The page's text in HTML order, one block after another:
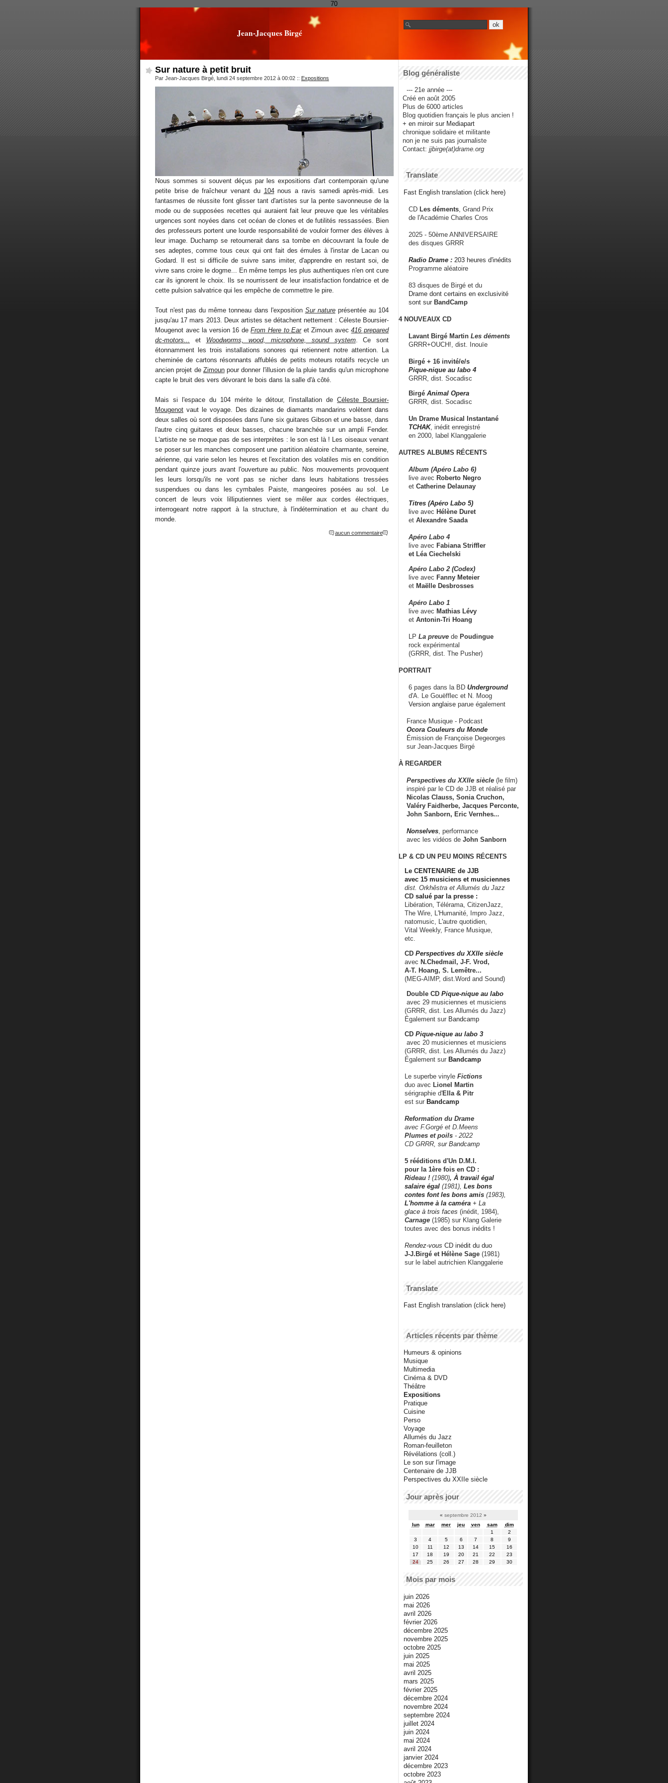
70
Jean-Jacques Birgé
Sur nature à petit bruit
Par Jean-Jacques Birgé, lundi 24 septembre 2012 à 00:02 :: Expositions
Nous sommes si souvent déçus par les expositions d'art contemporain qu'une
petite brise de fraîcheur venant du 104nous a ravis samedi après-midi. Les
fantasmes de réussite font glisser tant d'artistes sur la pente savonneuse de la
mode ou de supposées recettes qui auraient fait leur preuve que les véritables
urgences sont noyées dans cet océan de clones et de futilités ressassées. Bien
des professeurs portent une lourde responsabilité de vouloir former des élèves à
leur image. Duchamp se retournerait dans sa tombe en découvrant la foule de
ses adeptes, comme tous ceux qui ont fait des émules à l'instar de Lacan ou
Godard. Il est si difficile de suivre sans imiter, d'apprendre en restant soi, de
vivre sans croire le dogme... En même temps les plus authentiques n'en ont cure
car ils ignorent le choix. Ils se nourrissent de leur insatisfaction fondatrice et de
cette pulsion salvatrice qui les empêche de commettre le pire.
Tout n'est pas du même tonneau dans l'exposition Sur natureprésentée au 104
jusqu'au 17 mars 2013. Deux artistes se détachent nettement : Céleste Boursier-
Mougenot avec la version 16 deFrom Here to Earet Zimoun avec416 prepared
dc-motors...
et Woodworms, wood, microphone, sound system. Ce sont
étonnamment les trois installations sonores qui retiennent notre attention. La
cheminée de cartons résonnants affublés de petits moteurs rotatifs recycle un
ancien projet de Zimounpour donner l'illusion de la pluie tandis qu'un microphone
capte le bruit des vers dévorant le bois dans la salle d'à côté.
Mais si l'espace du 104 mérite le détour, l'installation de Céleste Boursier-
Mougenot vaut le voyage. Des dizaines de diamants mandarins volètent dans
deux salles où sont disposées dans l'une six guitares Gibson et une basse, dans
l'autre cinq guitares et deux basses, chacune branchée sur un ampli Fender.
L'artiste ne se moque pas de ses interprètes : le son est là ! Les oiseaux venant
se poser sur les manches composent une partition aléatoire charmante, sereine,
aérienne, qui varie selon les heures et l'excitation des volatiles mis en condition
pendant quinze jours avant l'ouverture au public. Nos mouvements provoquent
les leurs lorsqu'ils ne vont pas se nicher dans leurs habitations tressées
suspendues ou dans les cymbales Paiste, mangeoires posées au sol. Le
concert de leurs voix lilliputiennes vient se mêler aux cordes électriques,
interrogeant notre rapport à la structure, à l'indétermination et au chant du
monde.
aucun commentaire
Blog généraliste
--- 21e année ---
Créé en août 2005
Plus de 6000 articles
Blog quotidien français le plus ancien !
+ en miroir sur Mediapart
chronique solidaire et militante
non je ne suis pas journaliste
Contact: jjbirge(at)drame.org
Translate
Fast English translation (click here)
CD Les déments , Grand Prix
de l'Académie Charles Cros
2025 - 50ème ANNIVERSAIRE
des disques GRRR
Radio Drame : 203 heures d'inédits
Programme aléatoire
83 disques de Birgé et du
Drame dont certains en exclusivité
sont sur BandCamp
4 NOUVEAUX CD
Lavant Birgé Martin Les déments
GRRR+OUCH!, dist. Inouïe
Birgé + 16 invité/e/s
Pique-nique au labo 4
GRRR, dist. Socadisc
Birgé Animal Opera
GRRR, dist. Socadisc
Un Drame Musical Instantané
TCHAK, inédit enregistré
en 2000, label Klanggalerie
AUTRES ALBUMS RÉCENTS
Album (Apéro Labo 6)
live avec Roberto Negro
et Catherine Delaunay
Titres (Apéro Labo 5)
live avec Hélène Duret
et Alexandre Saada
Apéro Labo 4
live avec Fabiana Striffler
et Léa Ciechelski
Apéro Labo 2 (Codex)
live avec Fanny Meteier
et Maëlle Desbrosses
Apéro Labo 1
live avec Mathias Lévy
et Antonin-Tri Hoang
LP La preuve de Poudingue
rock expérimental
(GRRR, dist. The Pusher)
PORTRAIT
6 pages dans la BD Underground
d'A. Le Gouëfflec et N. Moog
Version anglaise parue également
France Musique - Podcast
Ocora Couleurs du Monde
Émission de Françoise Degeorges
sur Jean-Jacques Birgé
À REGARDER
Perspectives du XXIIe siècle (le film)
inspiré par le CD de JJB et réalisé par
Nicolas Clauss, Sonia Cruchon,
Valéry Faidherbe, Jacques Perconte,
John Sanborn, Eric Vernhes...
Nonselves , performance
avec les vidéos de John Sanborn
LP & CD UN PEU MOINS RÉCENTS
Le CENTENAIRE de JJB
avec 15 musiciens et musiciennes
dist. Orkhêstra et Allumés du Jazz
CD salué par la presse :
Libération, Télérama, CitizenJazz,
The Wire, L'Humanité, Impro Jazz,
natomusic, L'autre quotidien,
Vital Weekly, France Musique,
etc.
CD Perspectives du XXIIe siècle
avec N.Chedmail, J-F. Vrod,
A-T. Hoang, S. Lemêtre...
(MEG-AIMP, dist.Word and Sound)
Double CD Pique-nique au labo
avec 29 musiciennes et musiciens
(GRRR, dist. Les Allumés du Jazz)
Également sur Bandcamp
CD Pique-nique au labo 3
avec 20 musiciennes et musiciens
(GRRR, dist. Les Allumés du Jazz)
Également sur Bandcamp
Le superbe vinyle Fictions
duo avec Lionel Martin
sérigraphie d'Ella & Pitr
est sur Bandcamp
Reformation du Drame
avec F.Gorgé et D.Meens
Plumes et poils - 2022
CD GRRR, sur Bandcamp
5 rééditions d'Un D.M.I.
pour la 1ère fois en CD :
Rideau ! (1980), À travail égal
salaire égal (1981), Les bons
contes font les bons amis (1983),
L'homme à la caméra + La
glace à trois faces (inédit, 1984),
Carnage (1985) sur Klang Galerie
toutes avec des bonus inédits !
Rendez-vous CD inédit du duo
J-J.Birgé et Hélène Sage (1981)
sur le label autrichien Klanggalerie
Translate
Fast English translation (click here)
Articles récents par thème
Humeurs & opinions
Musique
Multimedia
Cinéma & DVD
Théâtre
Expositions
Pratique
Cuisine
Perso
Voyage
Allumés du Jazz
Roman-feuilleton
Révélations (coll.)
Le son sur l'image
Centenaire de JJB
Perspectives du XXIIe siècle
Jour après jour
« septembre 2012 »
lun
mar mer jeu ven sam
dim
1
2
3
4 5 6 7 8
9
10
11 12 13 14 15
16
17
18 19 20 21 22
23
24
25 26 27 28 29 30
Mois par mois
juin 2026
mai 2026
avril 2026
février 2026
décembre 2025
novembre 2025
octobre 2025
juin 2025
mai 2025
avril 2025
mars 2025
février 2025
décembre 2024
novembre 2024
septembre 2024
juillet 2024
juin 2024
mai 2024
avril 2024
janvier 2024
décembre 2023
octobre 2023